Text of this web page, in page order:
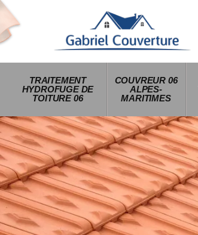
TRAITEMENT
HYDROFUGE DE
TOITURE 06
COUVREUR 06
ALPES-
MARITIMES